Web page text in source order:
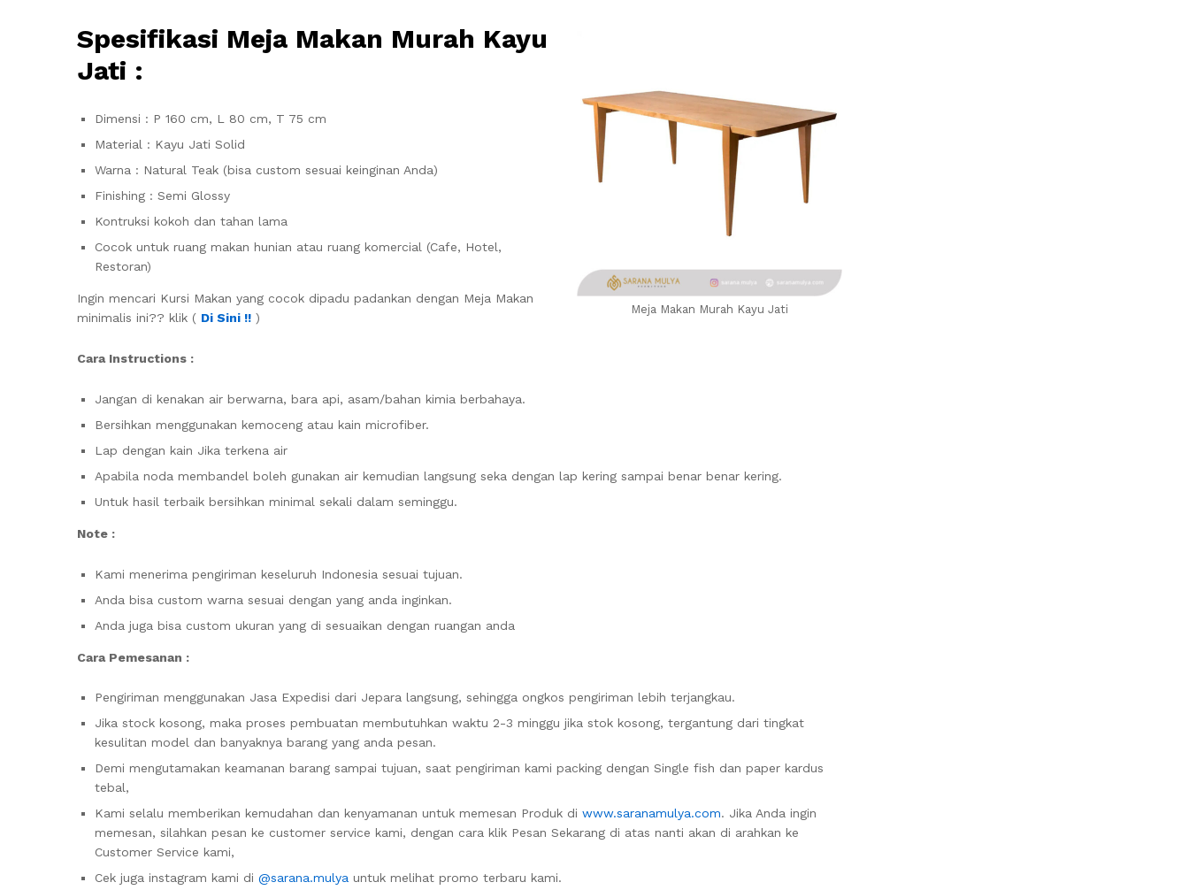
Meja Makan Murah Kayu Jati
Spesifikasi Meja Makan Murah Kayu
Jati :
Dimensi : P 160 cm, L 80 cm, T 75 cm
Material : Kayu Jati Solid
Warna : Natural Teak (bisa custom sesuai keinginan Anda)
Finishing : Semi Glossy
Kontruksi kokoh dan tahan lama
Cocok untuk ruang makan hunian atau ruang komercial (Cafe, Hotel,
Restoran)
Ingin mencari Kursi Makan yang cocok dipadu padankan dengan Meja Makan
minimalis ini?? klik ( Di Sini !! )
Cara Instructions :
Jangan di kenakan air berwarna, bara api, asam/bahan kimia berbahaya.
Bersihkan menggunakan kemoceng atau kain microfiber.
Lap dengan kain Jika terkena air
Apabila noda membandel boleh gunakan air kemudian langsung seka dengan lap kering sampai benar benar kering.
Untuk hasil terbaik bersihkan minimal sekali dalam seminggu.
Note :
Kami menerima pengiriman keseluruh Indonesia sesuai tujuan.
Anda bisa custom warna sesuai dengan yang anda inginkan.
Anda juga bisa custom ukuran yang di sesuaikan dengan ruangan anda
Cara Pemesanan :
Pengiriman menggunakan Jasa Expedisi dari Jepara langsung, sehingga ongkos pengiriman lebih terjangkau.
Jika stock kosong, maka proses pembuatan membutuhkan waktu 2-3 minggu jika stok kosong, tergantung dari tingkat
kesulitan model dan banyaknya barang yang anda pesan.
Demi mengutamakan keamanan barang sampai tujuan, saat pengiriman kami packing dengan Single fish dan paper kardus
tebal,
Kami selalu memberikan kemudahan dan kenyamanan untuk memesan Produk di www.saranamulya.com. Jika Anda ingin
memesan, silahkan pesan ke customer service kami, dengan cara klik Pesan Sekarang di atas nanti akan di arahkan ke
Customer Service kami,
Cek juga instagram kami di @sarana.mulya untuk melihat promo terbaru kami.